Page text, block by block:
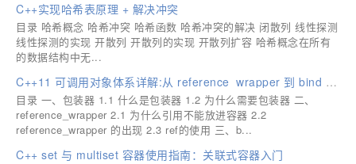
C++实现哈希表原理 + 解决冲突
目录 哈希概念 哈希冲突 哈希函数 哈希冲突的解决 闭散列 线性探测
线性探测的实现 开散列 开散列的实现 开散列扩容 哈希概念在所有
的数据结构中无...
C++11 可调用对象体系详解:从 reference_wrapper 到 bind 与 function
目录 一、包装器 1.1 什么是包装器 1.2 为什么需要包装器 二、
reference_wrapper 2.1 为什么引用不能放进容器 2.2
reference_wrapper 的出现 2.3 ref的使用 三、b...
C++ set 与 multiset 容器使用指南：关联式容器入门